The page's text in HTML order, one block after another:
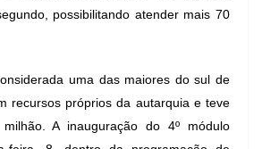
possibilitando atender mais 70
uma das maiores do sul de
recursos próprios da autarquia e teve
A inauguração do 4º módulo